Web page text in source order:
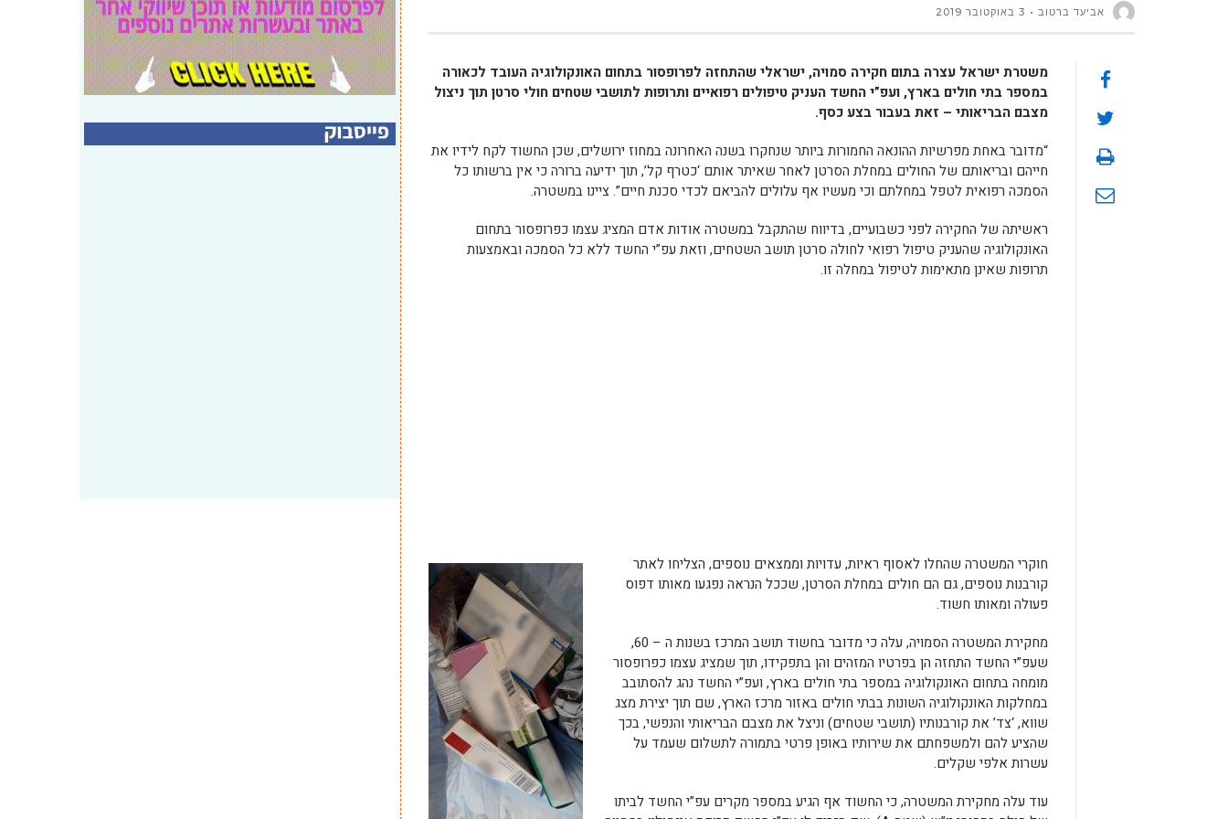
אביעד ברטוב 3 באוקטובר 2019
משטרת ישראל עצרה בתום חקירה סמויה, ישראלי שהתחזה לפרופסור בתחום האונקולוגיה העובד לכאורה
במספר בתי חולים בארץ, ועפ”י החשד העניק טיפולים רפואיים ותרופות לתושבי שטחים חולי סרטן תוך ניצול
מצבם הבריאותי – זאת בעבור בצע כסף.
“מדובר באחת מפרשיות ההונאה החמורות ביותר שנחקרו בשנה האחרונה במחוז ירושלים, שכן החשוד לקח לידיו את
חייהם ובריאותם של החולים במחלת הסרטן לאחר שאיתר אותם ‘כטרף קל’, תוך ידיעה ברורה כי אין ברשותו כל
הסמכה רפואית לטפל במחלתם וכי מעשיו אף עלולים להביאם לכדי סכנת חיים”. ציינו במשטרה.
ראשיתה של החקירה לפני כשבועיים, בדיווח שהתקבל במשטרה אודות אדם המציג עצמו כפרופסור בתחום
האונקולוגיה שהעניק טיפול רפואי לחולה סרטן תושב השטחים, וזאת עפ”י החשד ללא כל הסמכה ובאמצעות
תרופות שאינן מתאימות לטיפול במחלה זו.
חוקרי המשטרה שהחלו לאסוף ראיות, עדויות וממצאים נוספים, הצליחו לאתר
קורבנות נוספים, גם הם חולים במחלת הסרטן, שככל הנראה נפגעו מאותו דפוס
פעולה ומאותו חשוד.
מחקירת המשטרה הסמויה, עלה כי מדובר בחשוד תושב המרכז בשנות ה – 60,
שעפ”י החשד התחזה הן בפרטיו המזהים והן בתפקידו, תוך שמציג עצמו כפרופסור
מומחה בתחום האונקולוגיה במספר בתי חולים בארץ, ועפ”י החשד נהג להסתובב
במחלקות האונקולוגיה השונות בבתי חולים באזור מרכז הארץ, שם תוך יצירת מצג
שווא, ‘צד’ את קורבנותיו (תושבי שטחים) וניצל את מצבם הבריאותי והנפשי, בכך
שהציע להם ולמשפחתם את שירותיו באופן פרטי בתמורה לתשלום שעמד על
עשרות אלפי שקלים.
עוד עלה מחקירת המשטרה, כי החשוד אף הגיע במספר מקרים עפ”י החשד לביתו